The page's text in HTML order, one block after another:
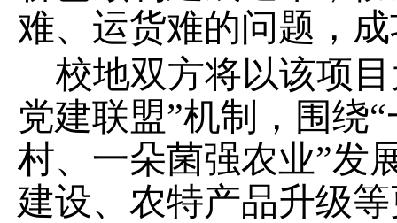
难、运货难的问题，
校地双方将以该项
党建联盟”机制，围绕“
村、一朵菌强农业”发
建设、农特产品升级